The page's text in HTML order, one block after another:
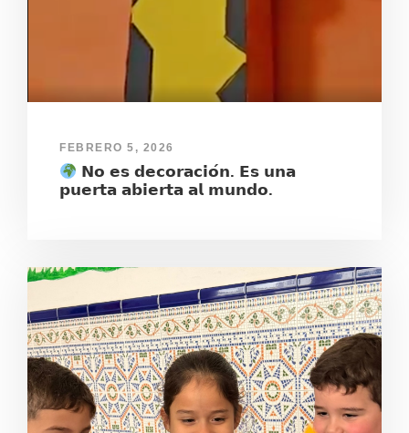
FEBRERO 5, 2026
𝗡𝗼 𝗲𝘀 𝗱𝗲𝗰𝗼𝗿𝗮𝗰𝗶𝗼́𝗻. 𝗘𝘀 𝘂𝗻𝗮
𝗽𝘂𝗲𝗿𝘁𝗮 𝗮𝗯𝗶𝗲𝗿𝘁𝗮 𝗮𝗹 𝗺𝘂𝗻𝗱𝗼.